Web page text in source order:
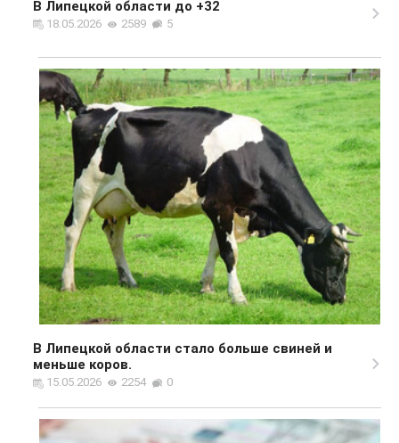
В Липецкой области до +32
18.05.2026 2589 5
В Липецкой области стало больше свиней и
меньше коров.
15.05.2026 2254 0